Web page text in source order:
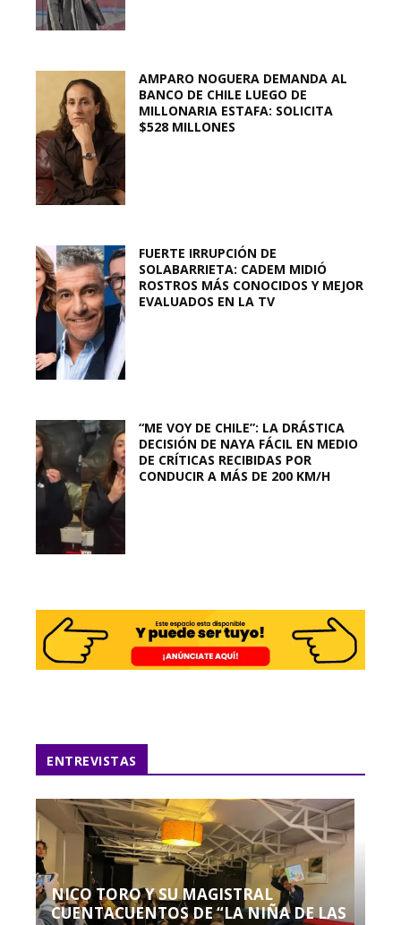
AMPARO NOGUERA DEMANDA AL
BANCO DE CHILE LUEGO DE
MILLONARIA ESTAFA: SOLICITA
$528 MILLONES
FUERTE IRRUPCIÓN DE
SOLABARRIETA: CADEM MIDIÓ
ROSTROS MÁS CONOCIDOS Y MEJOR
EVALUADOS EN LA TV
“ME VOY DE CHILE”: LA DRÁSTICA
DECISIÓN DE NAYA FÁCIL EN MEDIO
DE CRÍTICAS RECIBIDAS POR
CONDUCIR A MÁS DE 200 KM/H
ENTREVISTAS
NICO TORO Y SU MAGISTRAL
CUENTACUENTOS DE “LA NIÑA DE LAS